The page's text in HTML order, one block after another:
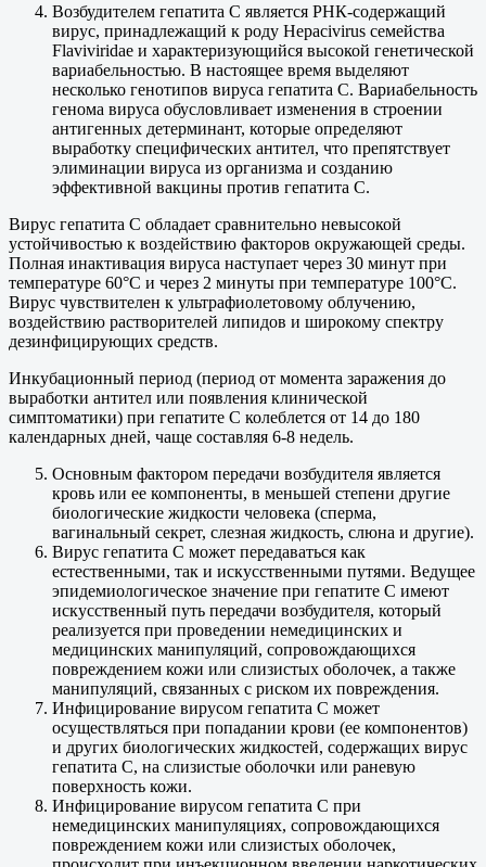
Возбудителем гепатита С является РНК-содержащий
вирус, принадлежащий к роду Hepacivirus семейства
Flaviviridae и характеризующийся высокой генетической
вариабельностью. В настоящее время выделяют
несколько генотипов вируса гепатита C. Вариабельность
генома вируса обусловливает изменения в строении
антигенных детерминант, которые определяют
выработку специфических антител, что препятствует
элиминации вируса из организма и созданию
эффективной вакцины против гепатита С.
Вирус гепатита С обладает сравнительно невысокой
устойчивостью к воздействию факторов окружающей среды.
Полная инактивация вируса наступает через 30 минут при
температуре 60°С и через 2 минуты при температуре 100°С.
Вирус чувствителен к ультрафиолетовому облучению,
воздействию растворителей липидов и широкому спектру
дезинфицирующих средств.
Инкубационный период (период от момента заражения до
выработки антител или появления клинической
симптоматики) при гепатите С колеблется от 14 до 180
календарных дней, чаще составляя 6-8 недель.
Основным фактором передачи возбудителя является
кровь или ее компоненты, в меньшей степени другие
биологические жидкости человека (сперма,
вагинальный секрет, слезная жидкость, слюна и другие).
Вирус гепатита С может передаваться как
естественными, так и искусственными путями. Ведущее
эпидемиологическое значение при гепатите С имеют
искусственный путь передачи возбудителя, который
реализуется при проведении немедицинских и
медицинских манипуляций, сопровождающихся
повреждением кожи или слизистых оболочек, а также
манипуляций, связанных с риском их повреждения.
Инфицирование вирусом гепатита C может
осуществляться при попадании крови (ее компонентов)
и других биологических жидкостей, содержащих вирус
гепатита C, на слизистые оболочки или раневую
поверхность кожи.
Инфицирование вирусом гепатита C при
немедицинских манипуляциях, сопровождающихся
повреждением кожи или слизистых оболочек,